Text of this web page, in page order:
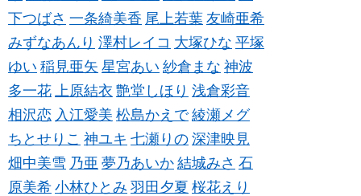
下つばさ 一条綺美香 尾上若葉 友崎亜希
みずなあんり 澤村レイコ 大塚ひな 平塚
ゆい 稲見亜矢 星宮あい 紗倉まな 神波
多一花 上原結衣 艶堂しほり 浅倉彩音
相沢恋 入江愛美 松島かえで 綾瀬メグ
ちとせりこ 神ユキ 七瀬りの 深津映見
畑中美雪 乃亜 夢乃あいか 結城みさ 石
原美希 小林ひとみ 羽田夕夏 桜花えり